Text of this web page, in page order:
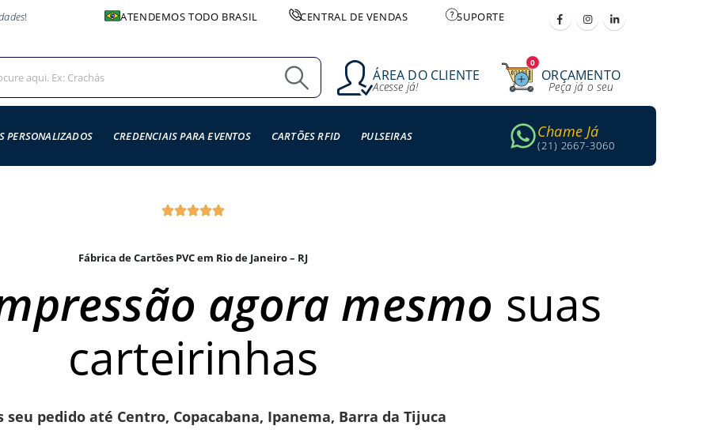
! ATENDEMOS TODO BRASIL CENTRAL DE VENDAS SUPORTE
ÁREA DO CLIENTE
Acesse já!
0
ORÇAMENTO
Peça já o seu
PERSONALIZADOS CREDENCIAIS PARA EVENTOS CARTÕES RFID PULSEIRAS Chame Já
(21) 2667-3060
Fábrica de Cartões PVC em Rio de Janeiro – RJ
agora mesmo suas
carteirinhas
seu pedido até Centro, Copacabana, Ipanema, Barra da Tijuca